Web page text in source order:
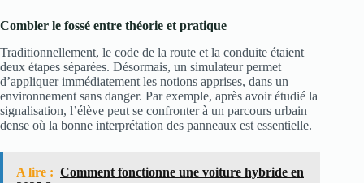
Combler le fossé entre théorie et pratique
Traditionnellement, le code de la route et la conduite étaient
deux étapes séparées. Désormais, un simulateur permet
d’appliquer immédiatement les notions apprises, dans un
environnement sans danger. Par exemple, après avoir étudié la
signalisation, l’élève peut se confronter à un parcours urbain
dense où la bonne interprétation des panneaux est essentielle.
A lire : Comment fonctionne une voiture hybride en